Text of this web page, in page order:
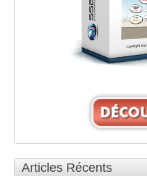
Articles Récents